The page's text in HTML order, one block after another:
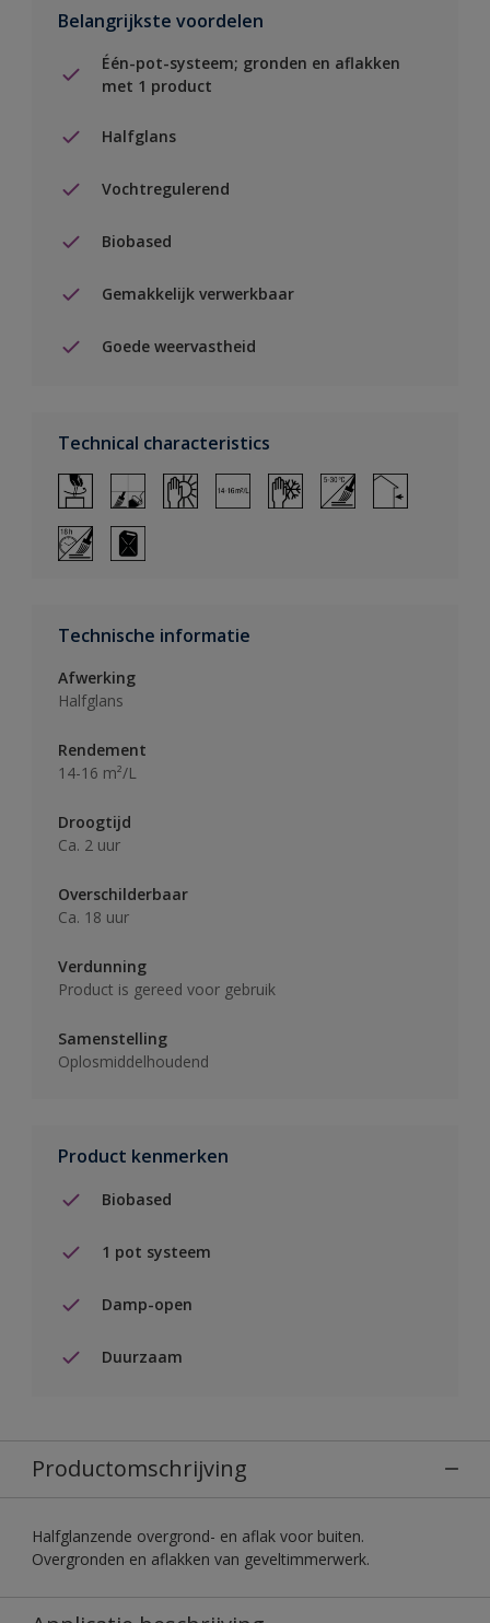
Belangrijkste voordelen
Één-pot-systeem; gronden en aflakken
met 1 product
Halfglans
Vochtregulerend
Biobased
Gemakkelijk verwerkbaar
Goede weervastheid
Technical characteristics
Technische informatie
Afwerking
Halfglans
Rendement
14-16 m²/L
Droogtijd
Ca. 2 uur
Overschilderbaar
Ca. 18 uur
Verdunning
Product is gereed voor gebruik
Samenstelling
Oplosmiddelhoudend
Product kenmerken
Biobased
1 pot systeem
Damp-open
Duurzaam
Productomschrijving
Halfglanzende overgrond- en aflak voor buiten.
Overgronden en aflakken van geveltimmerwerk.